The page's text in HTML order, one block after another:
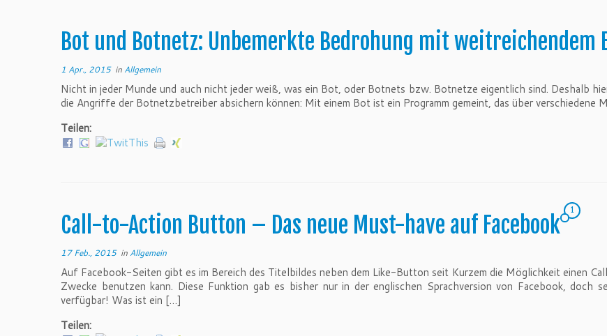
Bot und Botnetz: Unbemerkte Bedrohung mit weitreichendem
1 Apr., 2015in Allgemein
Nicht in jeder Munde und auch nicht jeder weiß, was ein Bot, oder Botnets bzw. Botnetze eigentlich sind. Deshalb
die Angriffe der Botnetzbetreiber absichern können: Mit einem Bot ist ein Programm gemeint, das über verschiedene
Teilen:
Call-to-Action Button – Das neue Must-have auf Facebook
1
17 Feb., 2015in Allgemein
Auf Facebook-Seiten gibt es im Bereich des Titelbildes neben dem Like-Button seit Kurzem die Möglichkeit einen
Zwecke benutzen kann. Diese Funktion gab es bisher nur in der englischen Sprachversion von Facebook,
verfügbar! Was ist ein […]
Teilen: